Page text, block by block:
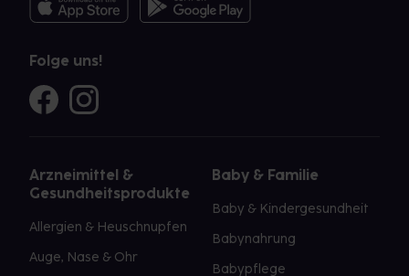
Folge uns!
Arzneimittel &
Gesundheitsprodukte
Allergien & Heuschnupfen
Auge, Nase & Ohr
Baby & Familie
Baby & Kindergesundheit
Babynahrung
Babypflege